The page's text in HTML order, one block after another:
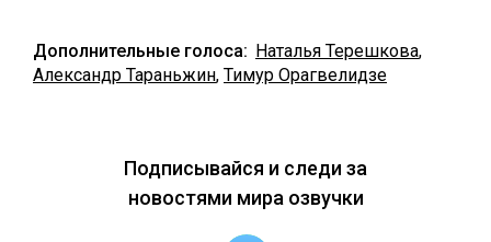
Дополнительные голоса: Наталья Терешкова,
Александр Тараньжин, Тимур Орагвелидзе
Подписывайся и следи за
новостями мира озвучки